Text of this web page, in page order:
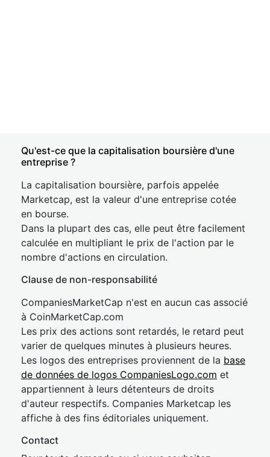
Qu'est-ce que la capitalisation boursière d'une
entreprise ?
La capitalisation boursière, parfois appelée
Marketcap, est la valeur d'une entreprise cotée
en bourse.
Dans la plupart des cas, elle peut être facilement
calculée en multipliant le prix de l'action par le
nombre d'actions en circulation.
Clause de non-responsabilité
CompaniesMarketCap n'est en aucun cas associé
à CoinMarketCap.com
Les prix des actions sont retardés, le retard peut
varier de quelques minutes à plusieurs heures.
Les logos des entreprises proviennent de la base
de données de logos CompaniesLogo.com et
appartiennent à leurs détenteurs de droits
d'auteur respectifs. Companies Marketcap les
affiche à des fins éditoriales uniquement.
Contact